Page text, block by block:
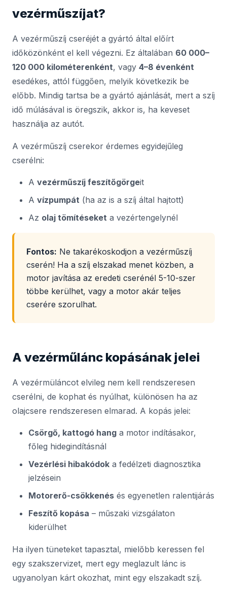
vezérműszíjat?
A vezérműszíj cseréjét a gyártó által előírt
időközönként el kell végezni. Ez általában 60 000–
120 000 kilométerenként, vagy 4–8 évenként
esedékes, attól függően, melyik következik be
előbb. Mindig tartsa be a gyártó ajánlását, mert a szíj
idő múlásával is öregszik, akkor is, ha keveset
használja az autót.
A vezérműszíj cserekor érdemes egyidejűleg
cserélni:
A vezérműszíj feszítőgörgeit
A vízpumpát (ha az is a szíj által hajtott)
Az olaj tömítéseket a vezértengelynél
Fontos: Ne takarékoskodjon a vezérműszíj
cserén! Ha a szíj elszakad menet közben, a
motor javítása az eredeti cserénél 5-10-szer
többe kerülhet, vagy a motor akár teljes
cserére szorulhat.
A vezérműlánc kopásának jelei
A vezérmüláncot elvileg nem kell rendszeresen
cserélni, de kophat és nyúlhat, különösen ha az
olajcsere rendszeresen elmarad. A kopás jelei:
Csörgő, kattogó hang a motor indításakor,
főleg hidegindításnál
Vezérlési hibakódok a fedélzeti diagnosztika
jelzésein
Motorerő-csökkenés és egyenetlen ralentijárás
Feszítő kopása – műszaki vizsgálaton
kiderülhet
Ha ilyen tüneteket tapasztal, mielőbb keressen fel
egy szakszervizet, mert egy meglazult lánc is
ugyanolyan kárt okozhat, mint egy elszakadt szíj.